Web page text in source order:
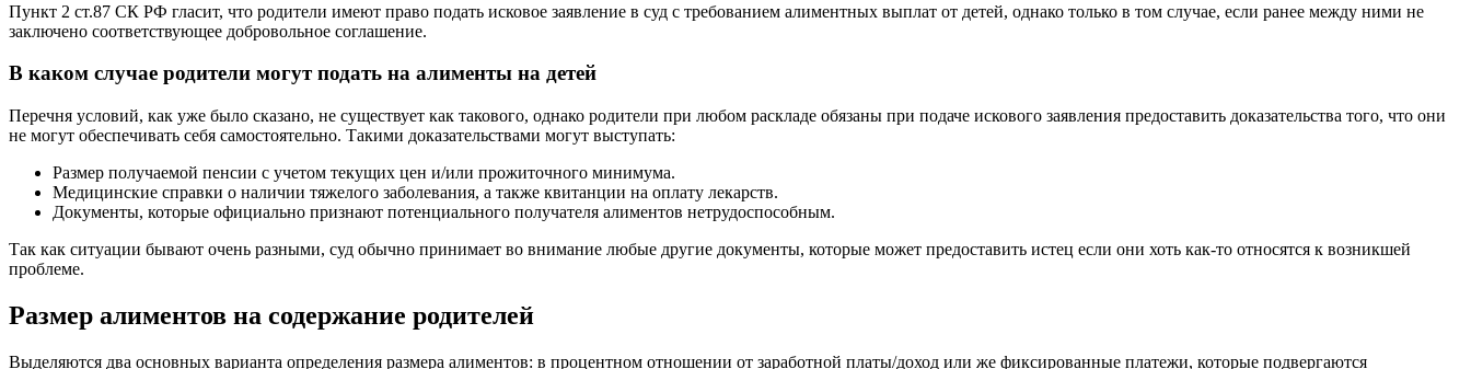
Пункт 2 ст.87 СК РФ гласит, что родители имеют право подать исковое заявление в суд с требованием алиментных выплат от детей, однако только в том случае, если ранее между ними не
заключено соответствующее добровольное соглашение.
В каком случае родители могут подать на алименты на детей
Перечня условий, как уже было сказано, не существует как такового, однако родители при любом раскладе обязаны при подаче искового заявления предоставить доказательства того, что они
не могут обеспечивать себя самостоятельно. Такими доказательствами могут выступать:
Размер получаемой пенсии с учетом текущих цен и/или прожиточного минимума.
Медицинские справки о наличии тяжелого заболевания, а также квитанции на оплату лекарств.
Документы, которые официально признают потенциального получателя алиментов нетрудоспособным.
Так как ситуации бывают очень разными, суд обычно принимает во внимание любые другие документы, которые может предоставить истец если они хоть как-то относятся к возникшей
проблеме.
Размер алиментов на содержание родителей
Выделяются два основных варианта определения размера алиментов: в процентном отношении от заработной платы/доход или же фиксированные платежи, которые подвергаются